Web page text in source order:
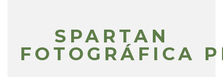
SPARTAN
FOTOGRÁFICA